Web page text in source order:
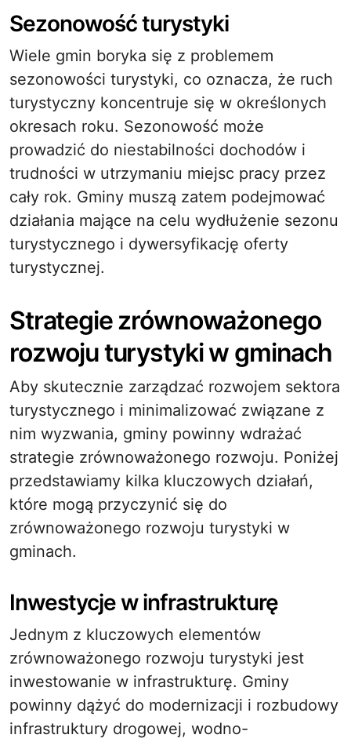
Sezonowość turystyki
Wiele gmin boryka się z problemem
sezonowości turystyki, co oznacza, że ruch
turystyczny koncentruje się w określonych
okresach roku. Sezonowość może
prowadzić do niestabilności dochodów i
trudności w utrzymaniu miejsc pracy przez
cały rok. Gminy muszą zatem podejmować
działania mające na celu wydłużenie sezonu
turystycznego i dywersyfikację oferty
turystycznej.
Strategie zrównoważonego
rozwoju turystyki w gminach
Aby skutecznie zarządzać rozwojem sektora
turystycznego i minimalizować związane z
nim wyzwania, gminy powinny wdrażać
strategie zrównoważonego rozwoju. Poniżej
przedstawiamy kilka kluczowych działań,
które mogą przyczynić się do
zrównoważonego rozwoju turystyki w
gminach.
Inwestycje w infrastrukturę
Jednym z kluczowych elementów
zrównoważonego rozwoju turystyki jest
inwestowanie w infrastrukturę. Gminy
powinny dążyć do modernizacji i rozbudowy
infrastruktury drogowej, wodno-